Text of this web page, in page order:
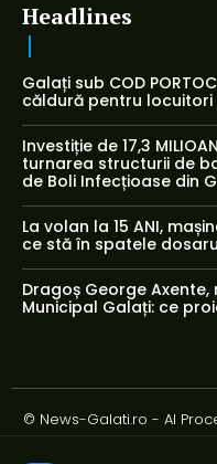
Headlines
Galați sub COD
căldură pentru locuitori
Investiție de 17,3
turnarea structurii de
de Boli Infecțioase din
La volan la 15 ANI,
ce stă în spatele
Dragoș George
Municipal Galați: ce
© News-Galati.ro - AI